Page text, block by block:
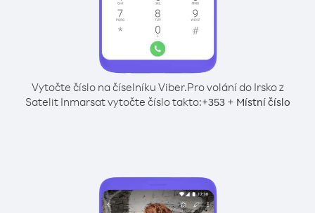
Vytočte číslo na číselníku Viber.Pro volání do Irsko z
Satelit Inmarsat vytočte číslo takto:+353+ Místní číslo